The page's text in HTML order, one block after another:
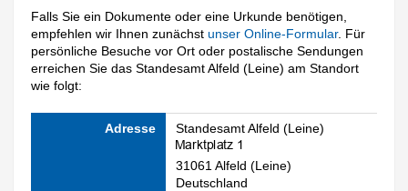
Falls Sie ein Dokumente oder eine Urkunde benötigen,
empfehlen wir Ihnen zunächstunser Online-Formular. Für
persönliche Besuche vor Ort oder postalische Sendungen
erreichen Sie das Standesamt Alfeld (Leine) am Standort
wie folgt:
Adresse Standesamt Alfeld (Leine)
31061 Alfeld (Leine)
Deutschland